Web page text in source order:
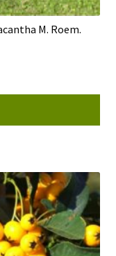
M. Roem.